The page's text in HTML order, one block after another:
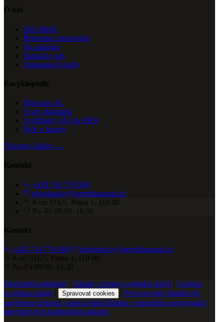
O nás
Náš příběh
Řemeslné zpracování
Na zakázku
Napsali o nás
Diamantová trofej
Encyklopedie
Průvodce 4C
Tvary diamantů
Certifikáty GIA & HRD
Péče o šperky
Všechny články →
Kontakt
+420 734 770 000
objednavky@aretediamond.cz
Kozí 916/5, Praha 1, 110 00
Po–Pá 09:00–16:30
Kontakt
+420 734 770 000
objednavky@aretediamond.cz
Kozí 916/5, Praha 1, 110 00
Po–Pá 09:00–16:30
Obchodní podmínky | Zásady ochrany osobních údajů | Cookies
a ochrana údajů | Spravovat cookies | Provozovatel stránek má
uzavřenou dohodu s puncovním úřadem o umožnění anonymních
internetových kontrolních nákupů.